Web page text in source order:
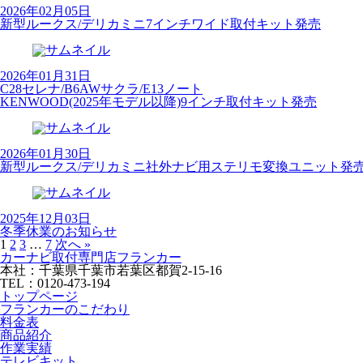
2026年02月05日
新型ルークス/デリカミニ7インチワイド取付キット発売
2026年01月31日
C28セレナ/B6AWサクラ/E13ノート
KENWOOD(2025年モデル以降)9インチ取付キット発売
2026年01月30日
新型ルークス/デリカミニ社外ナビ用ステリモ変換ユニット発
2025年12月03日
冬季休業のお知らせ
1 2 3 … 7 次へ »
カーナビ取付専⾨店フランカー
本社：千葉県千葉市若葉区都賀2-15-16
TEL：0120-473-194
トップページ
フランカーのこだわり
料金表
商品紹介
作業実績